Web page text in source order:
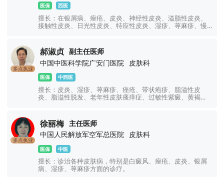
医保 西医
擅长：在银屑病、痤疮、皮炎、神经性皮炎、溢脂性皮炎、
接触性皮炎、日光性皮炎、特应性皮炎、湿疹、荨麻疹、慢
多点执业
郝淑贞
副主任医师
中国中医科学院广安门医院
皮肤科
医保 中西医
擅长：皮炎、湿疹、荨麻疹、痤疮、带状疱疹、脂溢性皮
炎、脂溢性脱发、老年性皮肤瘙痒症、过敏性紫癜、黄褐
多点执业
徐丽梅
主任医师
中国人民解放军空军总医院
皮肤科
医保 中医
擅长：诊治各种皮肤病，特别是白癜风、痤疮、皮炎、银屑
病、湿疹、荨麻疹方面的诊疗。